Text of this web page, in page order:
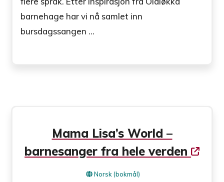
barnehage har vi nå samlet inn
bursdagssangen ...
Mama Lisa’s World –
barnesanger fra hele verden
Norsk (bokmål)